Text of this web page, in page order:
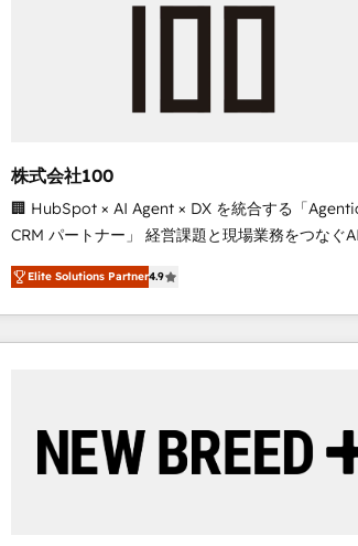
株式会社100
🏢 HubSpot × AI Agent × DX を統合する「
CRM パートナー」 経営課題と現場業務をつなぐAIネイ
ティブ・エージェンシーとして、HubSpot Eliteの
力で顧客フロント業務を再設計します。 💡 100inc は何
をする会社か？ HubSpotを共通基盤に、AIエー
トを組み込んだ顧客フロント業務（マーケティン
を、CRMを軸とした全社共通基盤に再構築します
思決定者・PMO・現場担当者に並走します。 1️⃣
Elite Solutions Partner4.9